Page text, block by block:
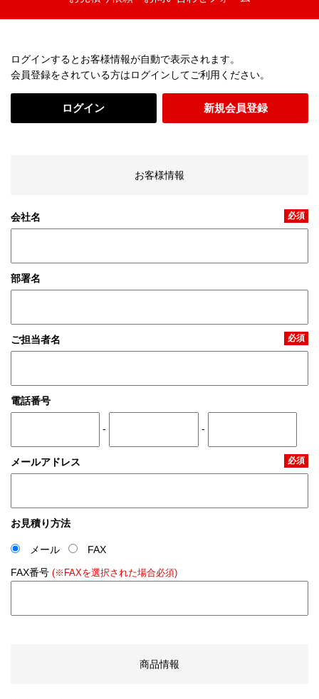
ログインするとお客様情報が自動で表示されます。
会員登録をされている方はログインしてご利用ください。
ログイン 新規会員登録
お客様情報
会社名 必須
部署名
ご担当者名 必須
電話番号
- -
メールアドレス 必須
お見積り方法
メール
FAX
FAX番号 (※FAXを選択された場合必須)
商品情報